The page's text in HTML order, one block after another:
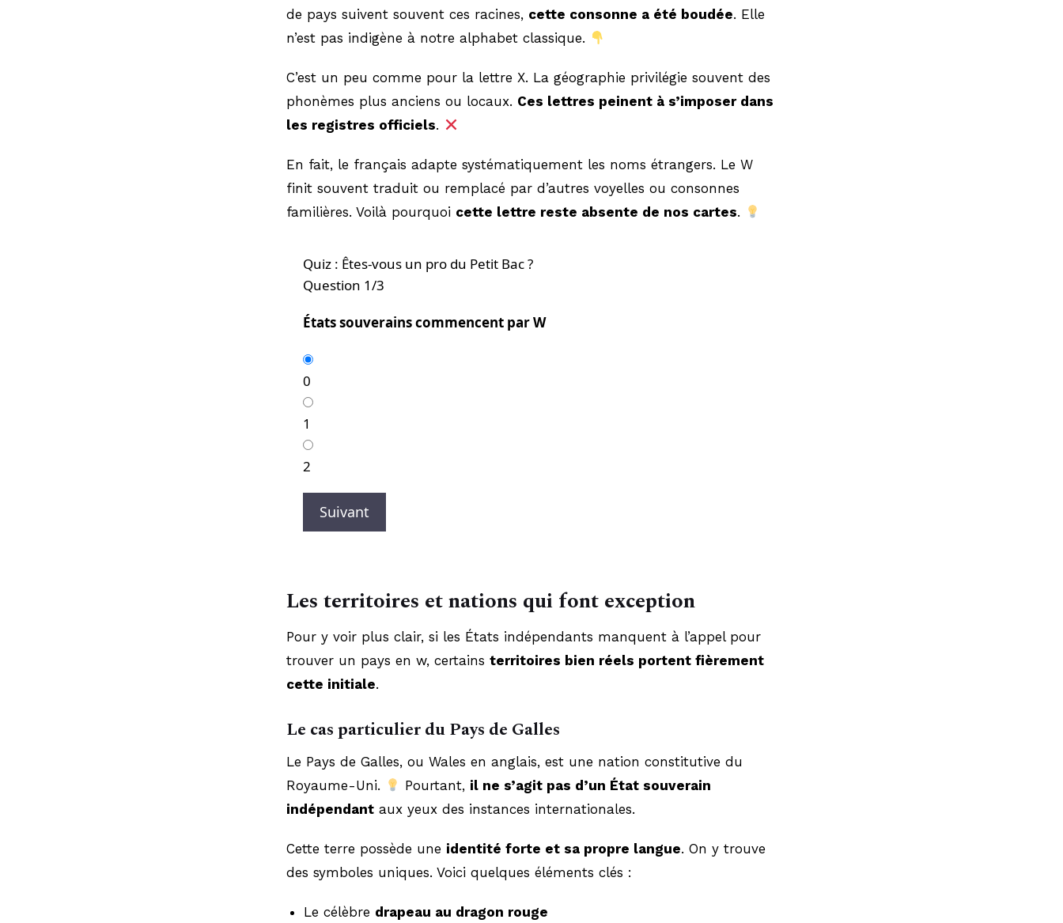
de pays suivent souvent ces racines, cette consonne a été boudée. Elle
n’est pas indigène à notre alphabet classique.
C’est un peu comme pour la lettre X. La géographie privilégie souvent des
phonèmes plus anciens ou locaux. Ces lettres peinent à s’imposer dans
les registres officiels.
En fait, le français adapte systématiquement les noms étrangers. Le W
finit souvent traduit ou remplacé par d’autres voyelles ou consonnes
familières. Voilà pourquoi cette lettre reste absente de nos cartes.
Quiz : Êtes-vous un pro du Petit Bac ?
Question 1/3
États souverains commencent par W
0
1
2
Suivant
Les territoires et nations qui font exception
Pour y voir plus clair, si les États indépendants manquent à l’appel pour
trouver un pays en w, certains territoires bien réels portent fièrement
cette initiale.
Le cas particulier du Pays de Galles
Le Pays de Galles, ou Wales en anglais, est une nation constitutive du
Royaume-Uni.
Pourtant, il ne s’agit pas d’un État souverain
indépendant aux yeux des instances internationales.
Cette terre possède une identité forte et sa propre langue. On y trouve
des symboles uniques. Voici quelques éléments clés :
Le célèbre drapeau au dragon rouge